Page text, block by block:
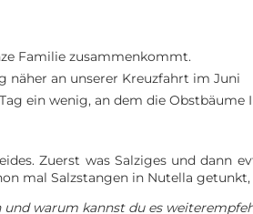
Familie zusammenkommt.
näher an unserer Kreuzfahrt im Juni
ein wenig, an dem die Obstbäume
Zuerst was Salziges und dann
mal Salzstangen in Nutella
warum kannst du es